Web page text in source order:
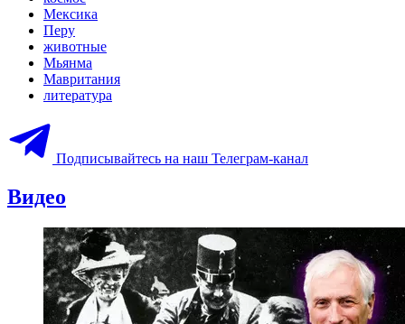
Мексика
Перу
животные
Мьянма
Мавритания
литература
Подписывайтесь на наш Телеграм-канал
Видео